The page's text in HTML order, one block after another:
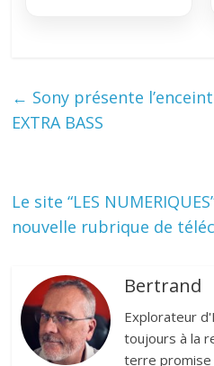
← Sony présente
EXTRA BASS
Le site “LES
nouvelle rubrique de
Bertrand
Explorateur
toujours à la
terre promise